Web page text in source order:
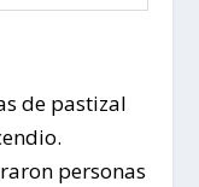
de pastizal
personas